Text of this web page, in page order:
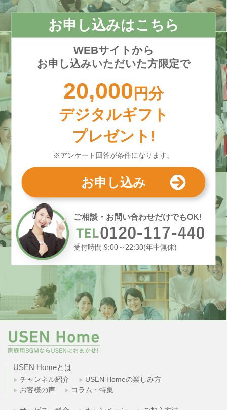
お申し込みはこちら
WEBサイトから
お申し込みいただいた方限定で
20,000 円分
デジタルギフト
プレゼント!
※アンケート回答が条件になります。
お申し込み
ご相談・お問い合わせだけでもOK!
受付時間 9:00～22:30(年中無休)
USEN Homeとは
チャンネル紹介
USEN Homeの楽しみ方
お客様の声
コラム・特集